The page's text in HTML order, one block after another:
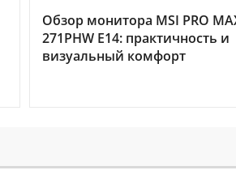
Обзор монитора MSI PRO
271PHW E14: практичность и
визуальный комфорт